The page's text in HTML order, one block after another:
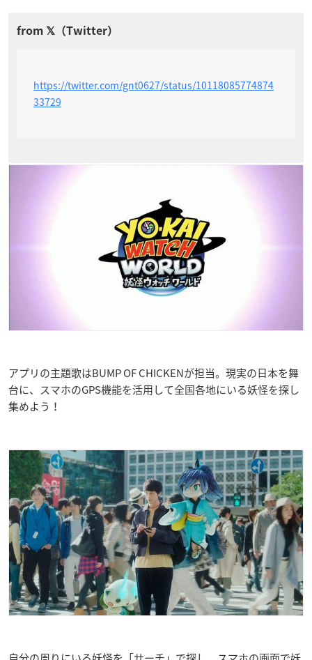
https://twitter.com/gnt0627/status/10118085774874
33729
アプリの主題歌はBUMP OF CHICKENが担当。現実の日本を舞
台に、スマホのGPS機能を活用して全国各地にいる妖怪を探し
集めよう！